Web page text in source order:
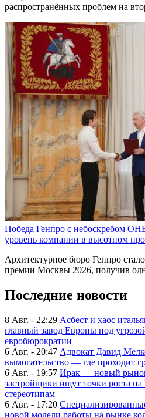
распространённых проблем на
Победа Генпро с небоскребом
уровень компании в высотном
Архитектурное бюро Генпро
премии Москвы 2026, получив
Последние новости
8 Авг. - 22:29 Асбест и хаос
главный завод Европы под
евробюрократии
6 Авг. - 20:47 Адвокат Давид
вымогательство — где проходит
6 Авг. - 19:57 Ирак — новый
застройщики ищут точки роста
стереотипам
6 Авг. - 17:20
новой модели работы на рынке